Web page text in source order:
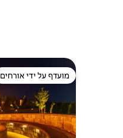
מועדף על ידי אורחים
מועדף על ידי אורחים